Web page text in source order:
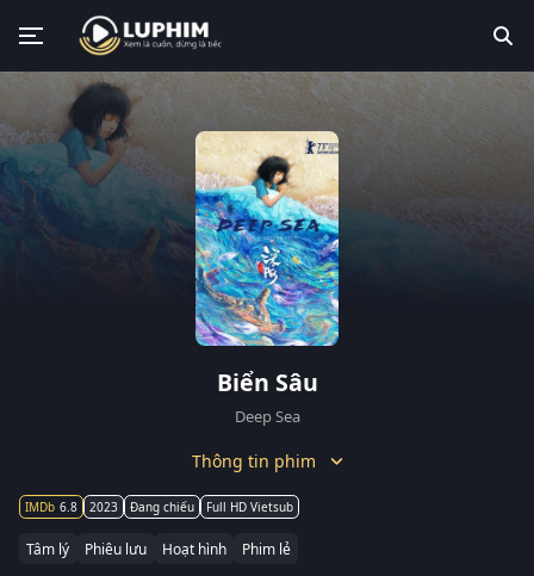
Biển Sâu
Deep Sea
Thông tin phim
6.8 2023 Đang chiếu Full HD Vietsub
Tâm lý Phiêu lưu Hoạt hình Phim lẻ